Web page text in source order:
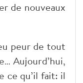
de nouveaux
peur de tout
Aujourd’hui,
ce qu’il fait: il